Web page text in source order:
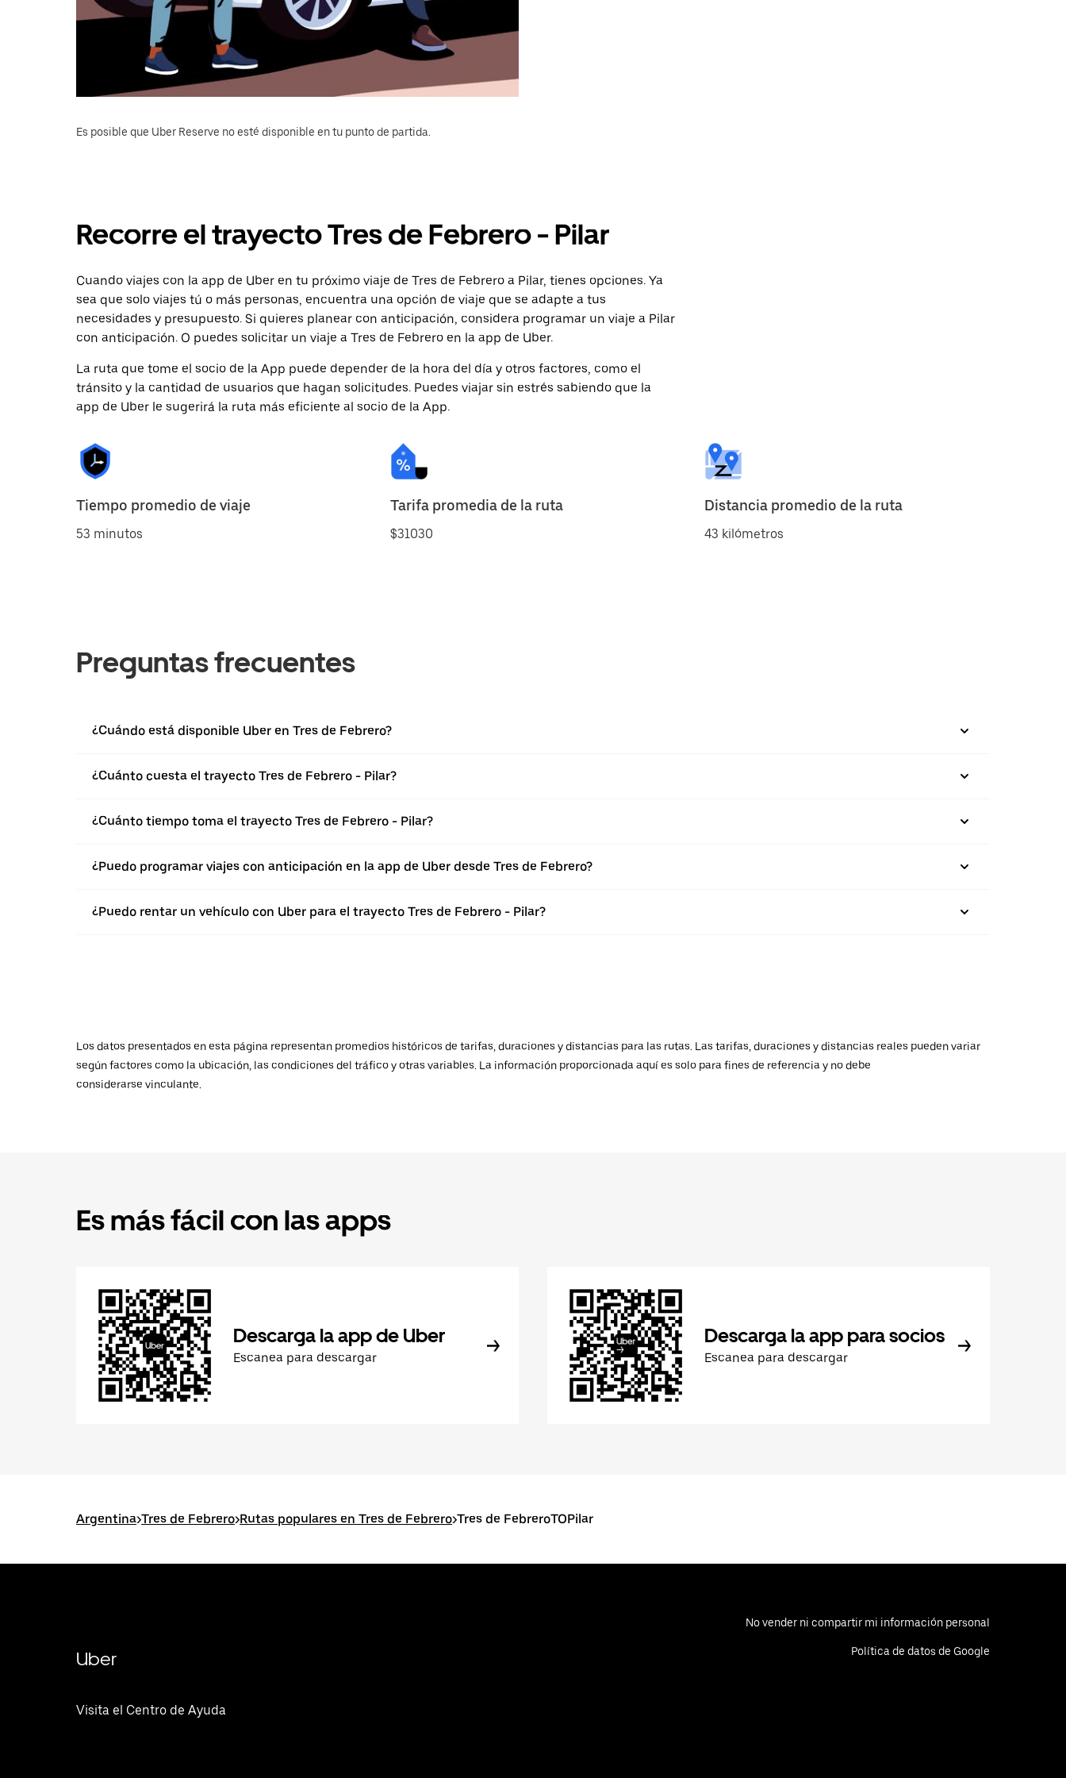
Es posible que Uber Reserve no esté disponible en tu punto de partida.
Recorre el trayecto Tres de Febrero - Pilar
Cuando viajes con la app de Uber en tu próximo viaje de Tres de Febrero a Pilar, tienes opciones. Ya
sea que solo viajes tú o más personas, encuentra una opción de viaje que se adapte a tus
necesidades y presupuesto. Si quieres planear con anticipación, considera programar un viaje a Pilar
con anticipación. O puedes solicitar un viaje a Tres de Febrero en la app de Uber.
La ruta que tome el socio de la App puede depender de la hora del día y otros factores, como el
tránsito y la cantidad de usuarios que hagan solicitudes. Puedes viajar sin estrés sabiendo que la
app de Uber le sugerirá la ruta más eficiente al socio de la App.
Tiempo promedio de viaje
53 minutos
Tarifa promedia de la ruta
$31030
Distancia promedio de la ruta
43 kilómetros
Preguntas frecuentes
¿Cuándo está disponible Uber en Tres de Febrero?
¿Cuánto cuesta el trayecto Tres de Febrero - Pilar?
¿Cuánto tiempo toma el trayecto Tres de Febrero - Pilar?
¿Puedo programar viajes con anticipación en la app de Uber desde Tres de Febrero?
¿Puedo rentar un vehículo con Uber para el trayecto Tres de Febrero - Pilar?
Los datos presentados en esta página representan promedios históricos de tarifas, duraciones y distancias para las rutas. Las tarifas, duraciones y distancias reales pueden variar
según factores como la ubicación, las condiciones del tráfico y otras variables. La información proporcionada aquí es solo para fines de referencia y no debe
considerarse vinculante.
Es más fácil con las apps
Descarga la app de Uber
Escanea para descargar
Descarga la app para socios
Escanea para descargar
Argentina>Tres de Febrero>Rutas populares en Tres de Febrero>Tres de FebreroTOPilar
Uber
Visita el Centro de Ayuda
No vender ni compartir mi información personal
Política de datos de Google